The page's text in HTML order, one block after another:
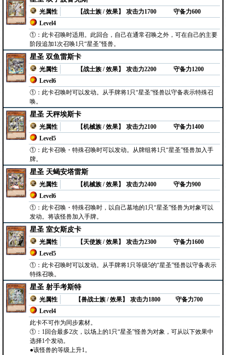
光属性
【战士族 / 效果】
Level4
攻击力1700 守备力600
①：此卡召唤时适用。此回合，自己在通常召唤之外，可在自己的主要
阶段追加1次召唤1只“星圣”怪兽。
星圣 双鱼雷斯卡
光属性
【战士族 / 效果】
Level6
攻击力2200 守备力1200
①：此卡召唤时可以发动。从手牌将1只“星圣”怪兽以守备表示特殊召
唤。
星圣 天秤埃斯卡
光属性
【机械族 / 效果】
Level5
攻击力2100 守备力1400
①：此卡召唤・特殊召唤时可以发动。从牌组将1只“星圣”怪兽加入手
牌。
星圣 天蝎安塔雷斯
光属性
【机械族 / 效果】
Level6
攻击力2400 守备力900
①：此卡召唤・特殊召唤时，以自己墓地的1只“星圣”怪兽为对象可以
发动。将该怪兽加入手牌。
星圣 室女斯皮卡
光属性
【天使族 / 效果】
Level5
攻击力2300 守备力1600
①：此卡召唤时可以发动。从手牌将1只等级5的“星圣”怪兽以守备表示
特殊召唤。
星圣 射手考斯特
光属性
【兽战士族 / 效果】
Level4
攻击力1800 守备力700
此卡不可作为同步素材。
①：1回合最多2次，以场上的1只“星圣”怪兽为对象，可从以下效果中
选择1个发动。
●该怪兽的等级上升1。